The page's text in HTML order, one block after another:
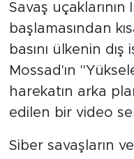
Savaş
başlamasından
basını ülkenin
Mossad'ın
harekatın arka
edilen bir video
Siber savaşların